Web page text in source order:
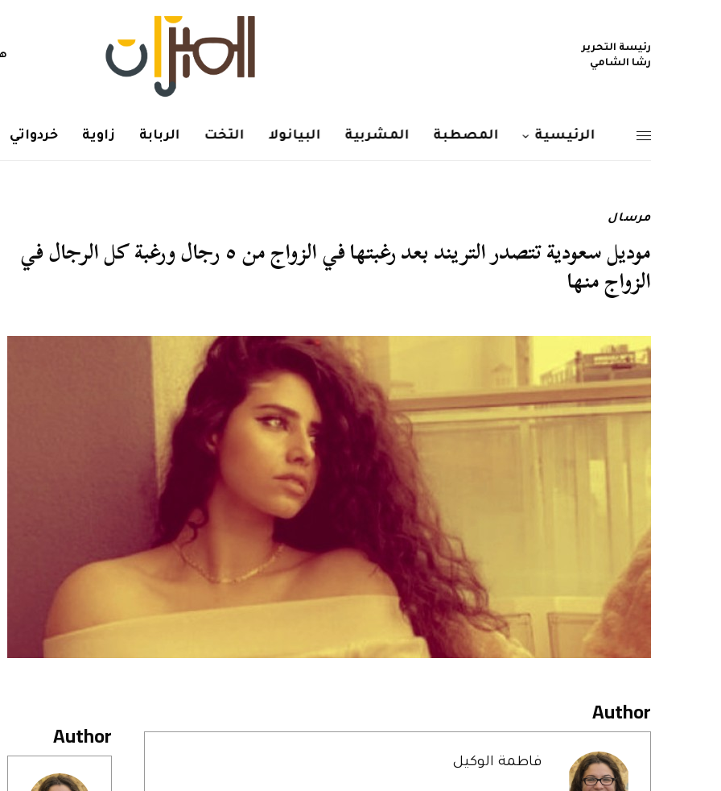
رئيسة التحرير
رشا الشامي
الرئيسية المصطبة المشربية البيانولا التخت الربابة زاوية خردواتي
مرسال
موديل سعودية تتصدر التريند بعد رغبتها في الزواج من ٥ رجال ورغبة كل الرجال في
الزواج منها
Author
Author
فاطمة الوكيل